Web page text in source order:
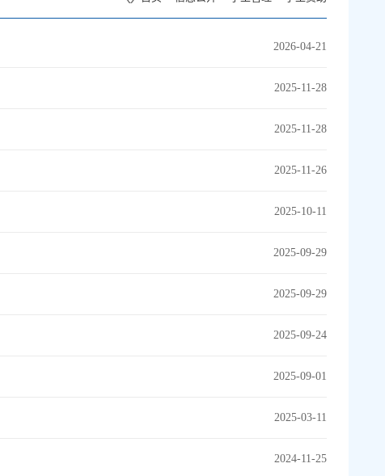
2026-04-21
2025-11-28
2025-11-28
2025-11-26
2025-10-11
2025-09-29
2025-09-29
2025-09-24
2025-09-01
2025-03-11
2024-11-25